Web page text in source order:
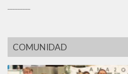
COMUNIDAD